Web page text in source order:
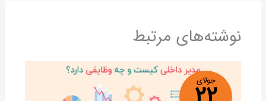
نوشته‌های مرتبط
جولای